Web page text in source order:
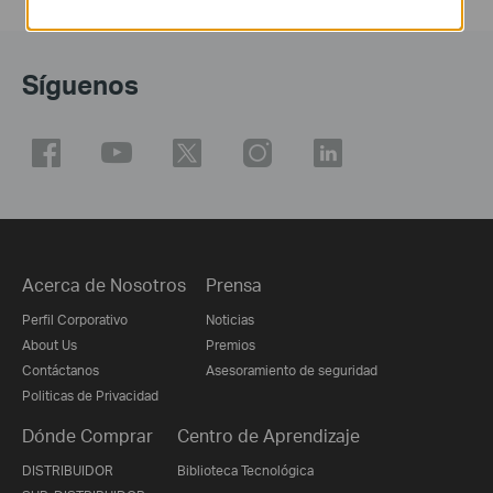
Síguenos
Acerca de Nosotros
Perfil Corporativo
About Us
Contáctanos
Politicas de Privacidad
Prensa
Noticias
Premios
Asesoramiento de seguridad
Dónde Comprar
DISTRIBUIDOR
Centro de Aprendizaje
Biblioteca Tecnológica